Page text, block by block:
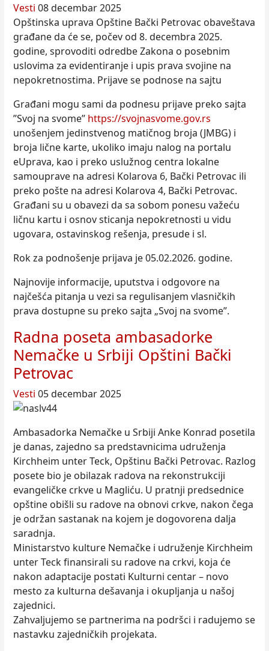
Vesti 08 decembar 2025
Opštinska uprava Opštine Bački Petrovac obaveštava
građane da će se, počev od 8. decembra 2025.
godine, sprovoditi odredbe Zakona o posebnim
uslovima za evidentiranje i upis prava svojine na
nepokretnostima. Prijave se podnose na sajtu
Građani mogu sami da podnesu prijave preko sajta
’’Svoj na svome’’ https://svojnasvome.gov.rs
unošenjem jedinstvenog matičnog broja (JMBG) i
broja lične karte, ukoliko imaju nalog na portalu
eUprava, kao i preko uslužnog centra lokalne
samouprave na adresi Kolarova 6, Bački Petrovac ili
preko pošte na adresi Kolarova 4, Bački Petrovac.
Građani su u obavezi da sa sobom ponesu važeću
ličnu kartu i osnov sticanja nepokretnosti u vidu
ugovara, ostavinskog rešenja, presude i sl.
Rok za podnošenje prijava je 05.02.2026. godine.
Najnovije informacije, uputstva i odgovore na
najčešća pitanja u vezi sa regulisanjem vlasničkih
prava dostupne su preko sajta „Svoj na svome”.
Radna poseta ambasadorke
Nemačke u Srbiji Opštini Bački
Petrovac
Vesti 05 decembar 2025
Ambasadorka Nemačke u Srbiji Anke Konrad posetila
je danas, zajedno sa predstavnicima udruženja
Kirchheim unter Teck, Opštinu Bački Petrovac. Razlog
posete bio je obilazak radova na rekonstrukciji
evangeličke crkve u Magliću. U pratnji predsednice
opštine obišli su radove na obnovi crkve, nakon čega
je održan sastanak na kojem je dogovorena dalja
saradnja.
Ministarstvo kulture Nemačke i udruženje Kirchheim
unter Teck finansirali su radove na crkvi, koja će
nakon adaptacije postati Kulturni centar – novo
mesto za kulturna dešavanja i okupljanja u našoj
zajednici.
Zahvaljujemo se partnerima na podršci i radujemo se
nastavku zajedničkih projekata.